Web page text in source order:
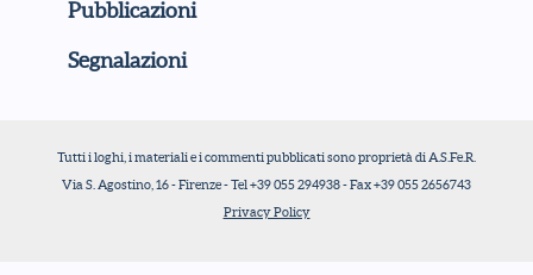
Pubblicazioni
Segnalazioni
Tutti i loghi, i materiali e i commenti pubblicati sono proprietà di A.S.Fe.R.
Via S. Agostino, 16 - Firenze - Tel +39 055 294938 - Fax +39 055 2656743
Privacy Policy